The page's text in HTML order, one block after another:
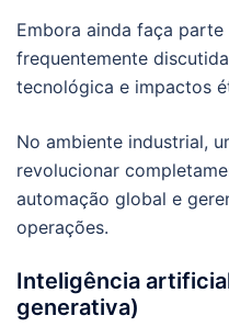
Embora ainda faça
frequentemente
tecnológica e impactos
No ambiente industrial,
revolucionar
automação global e
operações.
Inteligência
generativa)